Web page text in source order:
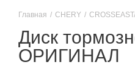
Главная / CHERY /
Диск
ОРИГИНАЛ